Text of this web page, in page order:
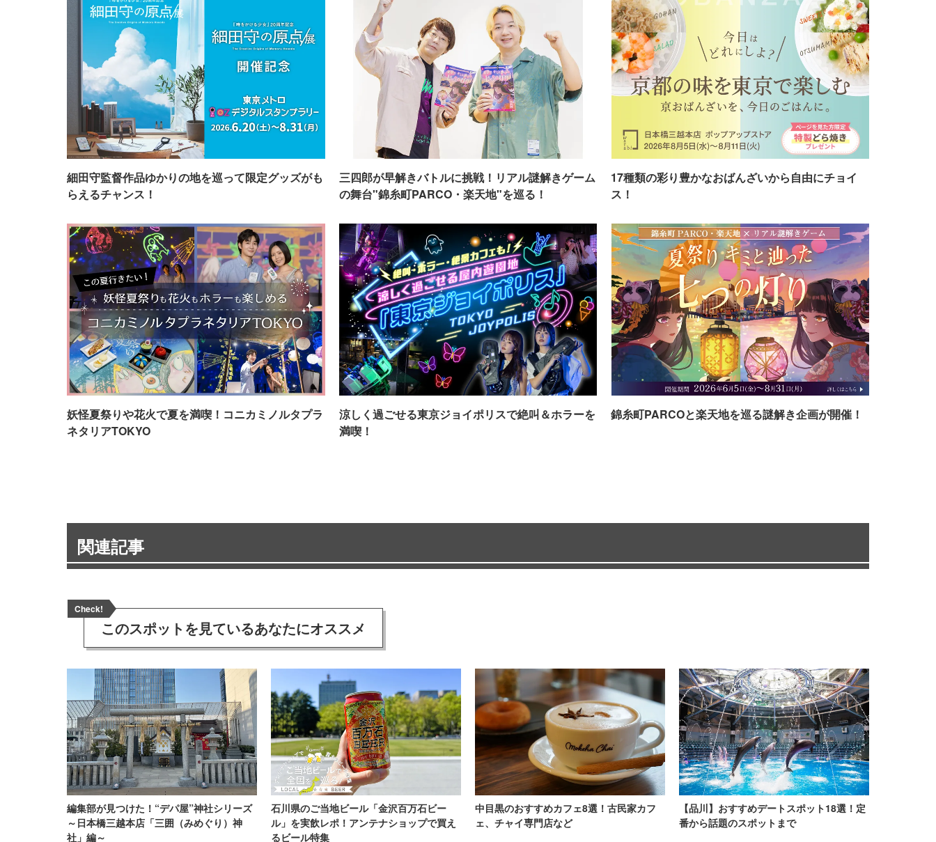
細田守監督作品ゆかりの地を巡って限定グッズがも
らえるチャンス！
三四郎が早解きバトルに挑戦！リアル謎解きゲーム
の舞台"錦糸町PARCO・楽天地"を巡る！
17種類の彩り豊かなおばんざいから自由にチョイ
ス！
妖怪夏祭りや花火で夏を満喫！コニカミノルタプラ
ネタリアTOKYO
涼しく過ごせる東京ジョイポリスで絶叫＆ホラーを
満喫！
錦糸町PARCOと楽天地を巡る謎解き企画が開催！
関連記事
Check!
このスポットを見ているあなたにオススメ
編集部が見つけた！“デパ屋”神社シリーズ
～日本橋三越本店「三囲（みめぐり）神
社」編～
石川県のご当地ビール「金沢百万石ビー
ル」を実飲レポ！アンテナショップで買え
るビール特集
中目黒のおすすめカフェ8選！古民家カフ
ェ、チャイ専門店など
【品川】おすすめデートスポット18選！定
番から話題のスポットまで